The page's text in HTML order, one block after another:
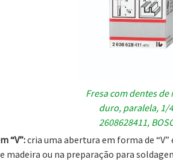
Fresa com dentes de
duro, paralela, 1/
2608628411,
“V”:cria uma abertura em forma de
madeira ou na preparação para